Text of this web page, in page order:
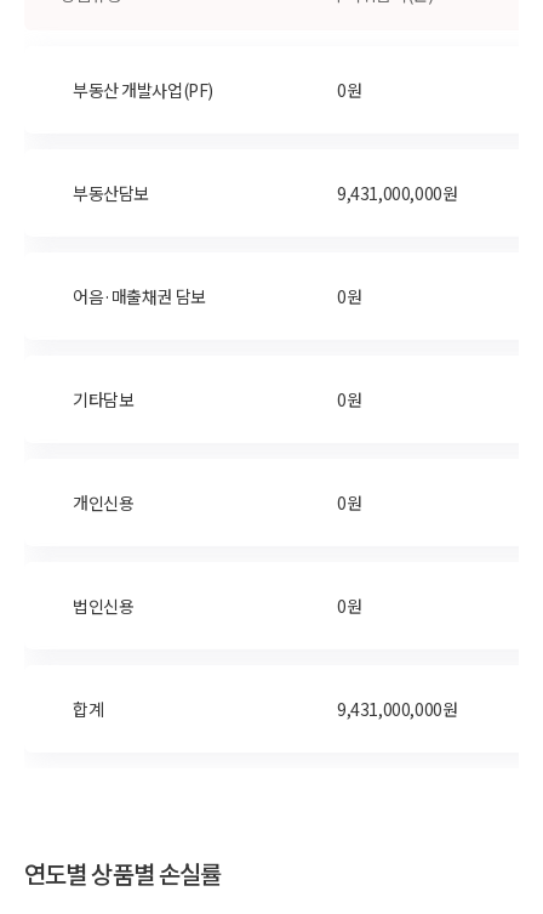
부동산 개발사업(PF) 0원
부동산담보 9,431,000,000원
어음·매출채권 담보 0원
기타담보 0원
개인신용 0원
법인신용 0원
합계 9,431,000,000원
연도별 상품별 손실률